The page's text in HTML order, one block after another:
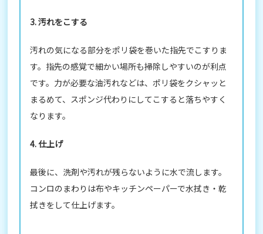
3. 汚れをこする
汚れの気になる部分をポリ袋を巻いた指先でこすりま
す。指先の感覚で細かい場所も掃除しやすいのが利点
です。力が必要な油汚れなどは、ポリ袋をクシャッと
まるめて、スポンジ代わりにしてこすると落ちやすく
なります。
4. 仕上げ
最後に、洗剤や汚れが残らないように水で流します。
コンロのまわりは布やキッチンペーパーで水拭き・乾
拭きをして仕上げます。